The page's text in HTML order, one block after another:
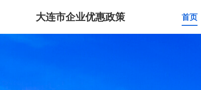
大连市企业优惠政策 首页